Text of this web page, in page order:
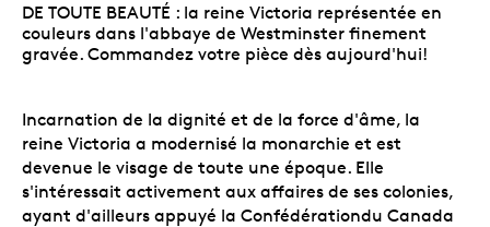
DE TOUTE BEAUTÉ : la reine Victoria représentée en
couleurs dans l'abbaye de Westminster finement
gravée. Commandez votre pièce dès aujourd'hui!
Incarnation de la dignité et de la force d'âme, la
reine Victoria a modernisé la monarchie et est
devenue le visage de toute une époque. Elle
s'intéressait activement aux affaires de ses colonies,
ayant d'ailleurs appuyé la Confédérationdu Canada